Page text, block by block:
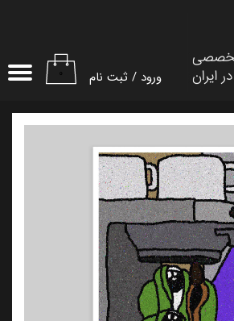
۰ ورود / ثبت نام